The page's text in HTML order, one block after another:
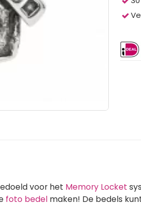
voor het Memory Locket
foto bedel maken! De bedels